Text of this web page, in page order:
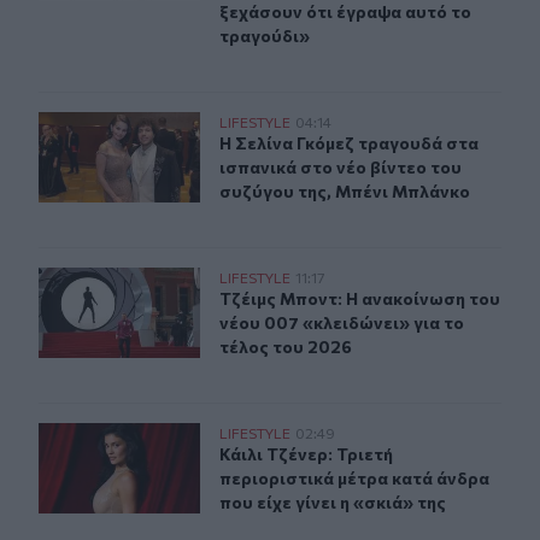
ξεχάσουν ότι έγραψα αυτό το
τραγούδι»
Η Σελίνα Γκόμεζ συμμετέχει στο μουσικό βίντεο
LIFESTYLE 04:14
Η Σελίνα Γκόμεζ τραγουδά στα
Η Σελίνα Γκόμεζ τραγουδά στα
ισπανικά στο νέο βίντεο του
συζύγου της, Μπένι Μπλάνκο
Τζέιμς Μποντ: Η ανακοίνωση του νέου 007 «κλειδώνει»
LIFESTYLE 11:17
Τζέιμς Μποντ: Η ανακοίνωση του
Τζέιμς Μποντ: Η ανακοίνωση του
νέου 007 «κλειδώνει» για το
τέλος του 2026
Κάιλι Τζένερ: Τριετή περιοριστικά μέτρα κατά άνδρα
LIFESTYLE 02:49
Κάιλι Τζένερ: Τριετή περιοριστικά
Κάιλι Τζένερ: Τριετή
περιοριστικά μέτρα κατά άνδρα
που είχε γίνει η «σκιά» της